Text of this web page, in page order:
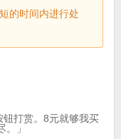
的时间内进行处
钮打赏。8元就够我买
」